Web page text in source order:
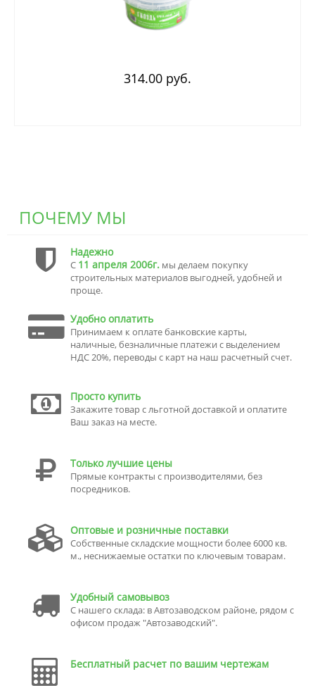
314.00 руб.
ПОЧЕМУ МЫ
Надежно
С 11 апреля 2006г. мы делаем покупку
строительных материалов выгодней, удобней и
проще.
Удобно оплатить
Принимаем к оплате банковские карты,
наличные, безналичные платежи с выделением
НДС 20%, переводы с карт на наш расчетный счет.
Просто купить
Закажите товар с льготной доставкой и оплатите
Ваш заказ на месте.
Только лучшие цены
Прямые контракты с производителями, без
посредников.
Оптовые и розничные поставки
Собственные складские мощности более 6000 кв.
м., неснижаемые остатки по ключевым товарам.
Удобный самовывоз
С нашего склада: в Автозаводском районе, рядом с
офисом продаж "Автозаводский".
Бесплатный расчет по вашим чертежам